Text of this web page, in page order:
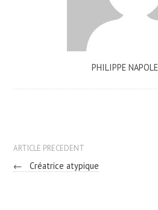
PHILIPPE
ARTICLE PRECEDENT
← Créatrice atypique